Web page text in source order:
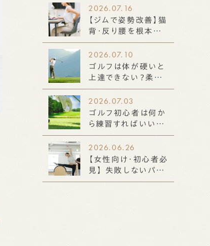
けではない身体機能
との関係
2026.07.16
【ジムで姿勢改善】猫
背・反り腰を根本か
ら整える！効果的なト
レーニング法も解説
2026.07.10
ゴルフは体が硬いと
上達できない？柔軟
性不足によるスイン
グへの影響と改善ポ
イントを徹底解説
2026.07.03
ゴルフ初心者は何か
ら練習すればいい？｜
知っておきたい基本
から上達のコツまで
解説
2026.06.26
【女性向け・初心者必
見】 失敗しないパー
ソナルジムの選び方